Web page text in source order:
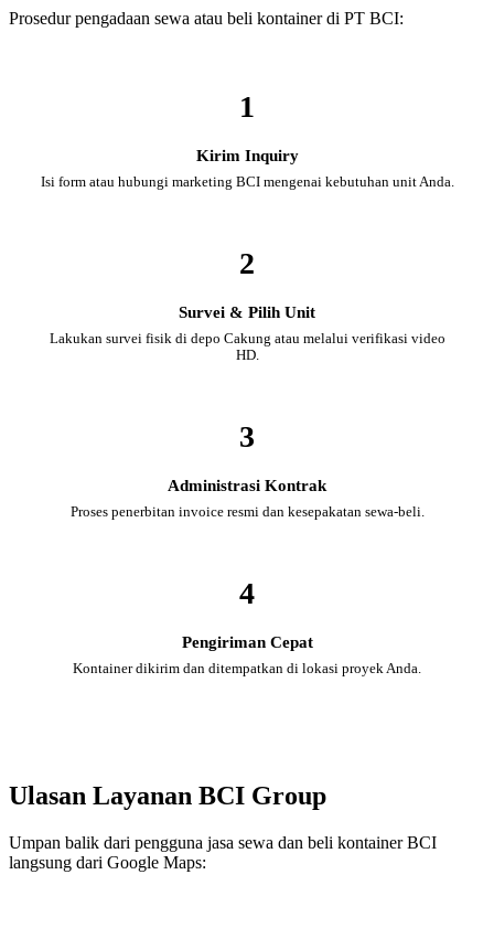
Prosedur pengadaan sewa atau beli kontainer di PT BCI:
1
Kirim Inquiry
Isi form atau hubungi marketing BCI mengenai kebutuhan unit Anda.
2
Survei & Pilih Unit
Lakukan survei fisik di depo Cakung atau melalui verifikasi video
HD.
3
Administrasi Kontrak
Proses penerbitan invoice resmi dan kesepakatan sewa-beli.
4
Pengiriman Cepat
Kontainer dikirim dan ditempatkan di lokasi proyek Anda.
Ulasan Layanan BCI Group
Umpan balik dari pengguna jasa sewa dan beli kontainer BCI
langsung dari Google Maps: